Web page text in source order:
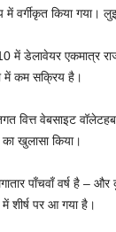
वर्गीकृत किया गया।
10 में डेलावेयर एकमात्र
में कम सक्रिय है।
वित्त वेबसाइट
का खुलासा किया।
पाँचवाँ वर्ष है – और
शीर्ष पर आ गया है।